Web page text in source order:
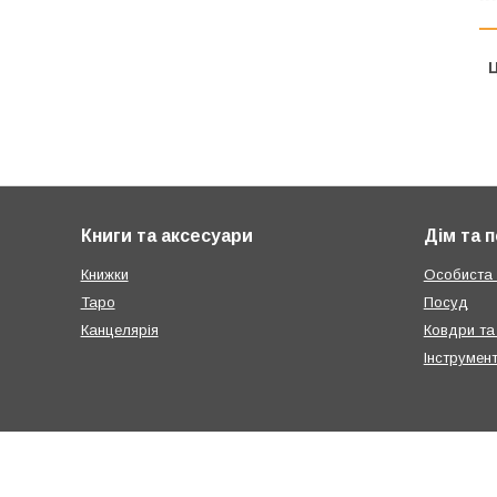
Книги та аксесуари
Книжки
Таро
Канцелярія
Дім та
Особиста
Посуд
Ковдри